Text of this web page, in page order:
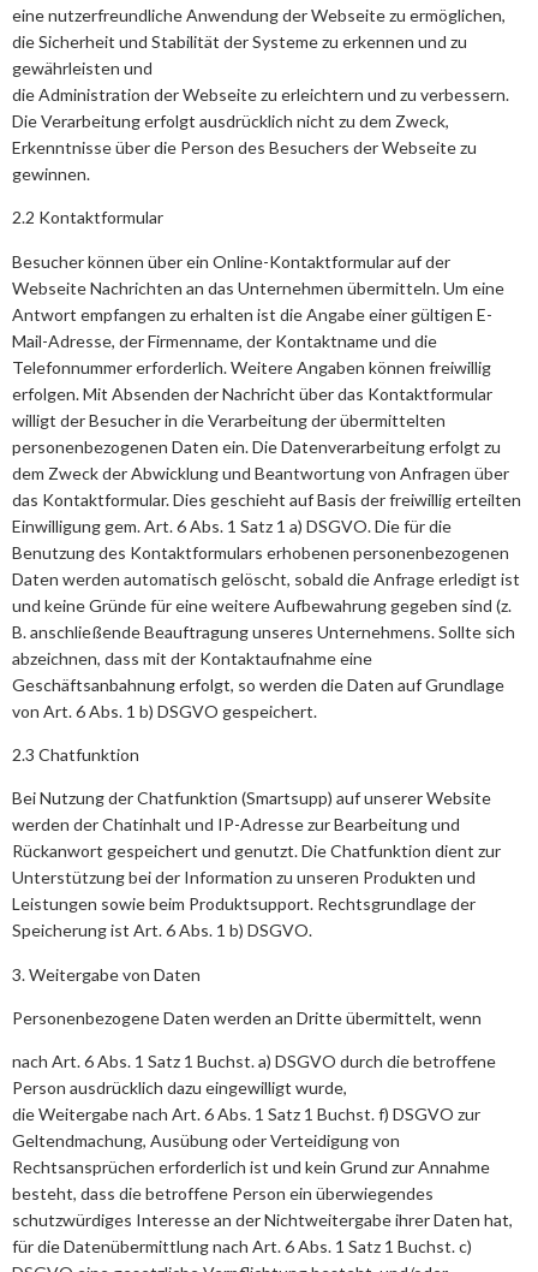
eine nutzerfreundliche Anwendung der Webseite zu ermöglichen,
die Sicherheit und Stabilität der Systeme zu erkennen und zu
gewährleisten und
die Administration der Webseite zu erleichtern und zu verbessern.
Die Verarbeitung erfolgt ausdrücklich nicht zu dem Zweck,
Erkenntnisse über die Person des Besuchers der Webseite zu
gewinnen.
2.2 Kontaktformular
Besucher können über ein Online-Kontaktformular auf der
Webseite Nachrichten an das Unternehmen übermitteln. Um eine
Antwort empfangen zu erhalten ist die Angabe einer gültigen E-
Mail-Adresse, der Firmenname, der Kontaktname und die
Telefonnummer erforderlich. Weitere Angaben können freiwillig
erfolgen. Mit Absenden der Nachricht über das Kontaktformular
willigt der Besucher in die Verarbeitung der übermittelten
personenbezogenen Daten ein. Die Datenverarbeitung erfolgt zu
dem Zweck der Abwicklung und Beantwortung von Anfragen über
das Kontaktformular. Dies geschieht auf Basis der freiwillig erteilten
Einwilligung gem. Art. 6 Abs. 1 Satz 1 a) DSGVO. Die für die
Benutzung des Kontaktformulars erhobenen personenbezogenen
Daten werden automatisch gelöscht, sobald die Anfrage erledigt ist
und keine Gründe für eine weitere Aufbewahrung gegeben sind (z.
B. anschließende Beauftragung unseres Unternehmens. Sollte sich
abzeichnen, dass mit der Kontaktaufnahme eine
Geschäftsanbahnung erfolgt, so werden die Daten auf Grundlage
von Art. 6 Abs. 1 b) DSGVO gespeichert.
2.3 Chatfunktion
Bei Nutzung der Chatfunktion (Smartsupp) auf unserer Website
werden der Chatinhalt und IP-Adresse zur Bearbeitung und
Rückanwort gespeichert und genutzt. Die Chatfunktion dient zur
Unterstützung bei der Information zu unseren Produkten und
Leistungen sowie beim Produktsupport. Rechtsgrundlage der
Speicherung ist Art. 6 Abs. 1 b) DSGVO.
3. Weitergabe von Daten
Personenbezogene Daten werden an Dritte übermittelt, wenn
nach Art. 6 Abs. 1 Satz 1 Buchst. a) DSGVO durch die betroffene
Person ausdrücklich dazu eingewilligt wurde,
die Weitergabe nach Art. 6 Abs. 1 Satz 1 Buchst. f) DSGVO zur
Geltendmachung, Ausübung oder Verteidigung von
Rechtsansprüchen erforderlich ist und kein Grund zur Annahme
besteht, dass die betroffene Person ein überwiegendes
schutzwürdiges Interesse an der Nichtweitergabe ihrer Daten hat,
für die Datenübermittlung nach Art. 6 Abs. 1 Satz 1 Buchst. c)